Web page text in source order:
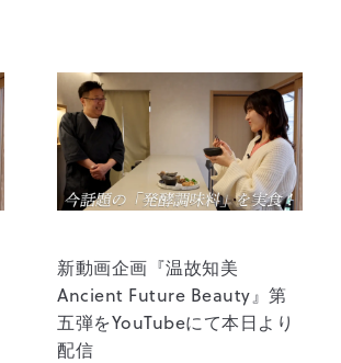
新動画企画『温故知美
Ancient Future Beauty』第
五弾をYouTubeにて本日より
配信